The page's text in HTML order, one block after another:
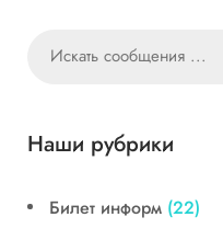
Наши рубрики
Билет информ (22)